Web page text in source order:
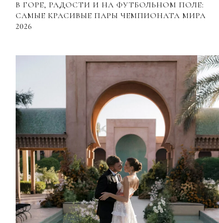
В ГОРЕ, РАДОСТИ И НА ФУТБОЛЬНОМ ПОЛЕ:
САМЫЕ КРАСИВЫЕ ПАРЫ ЧЕМПИОНАТА МИРА
2026